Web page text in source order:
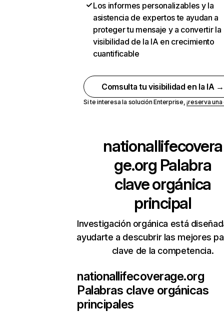
Los informes personalizables y la
asistencia de expertos te ayudan a
proteger tu mensaje y a convertir la
visibilidad de la IA en crecimiento
cuantificable
Comsulta tu visibilidad en la IA →
Si te interesa la solución Enterprise,¡reserva
nationallifecovera
ge.org Palabra
clave orgánica
principal
Investigación orgánica está
ayudarte a descubrir las mejores
clave de la competencia.
nationallifecoverage.org
Palabras clave orgánicas
principales